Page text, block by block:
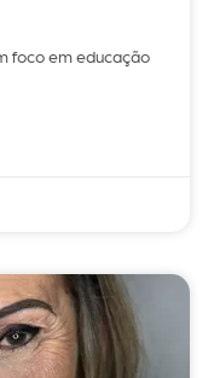
foco em educação